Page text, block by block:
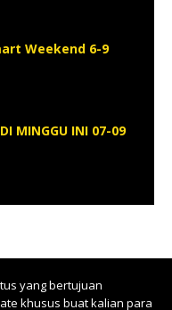
Weekend 6-9
MINGGU INI 07-09
yang bertujuan
khusus buat kalian para